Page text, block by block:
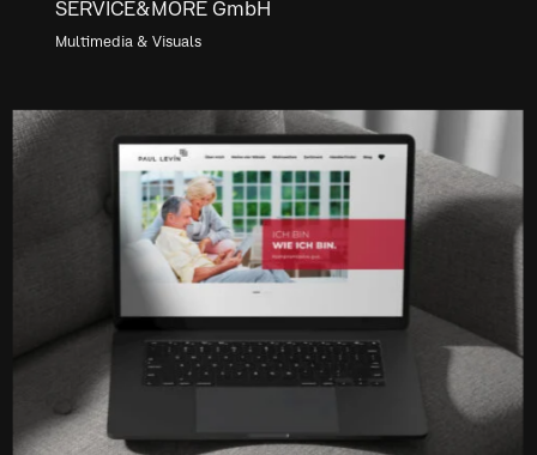
SERVICE&MORE GmbH
Multimedia & Visuals